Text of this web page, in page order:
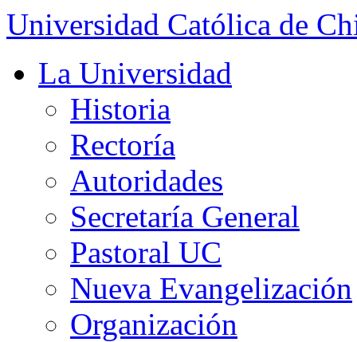
Universidad Católica de
La Universidad
Historia
Rectoría
Autoridades
Secretaría General
Pastoral UC
Nueva Evangelización
Organización